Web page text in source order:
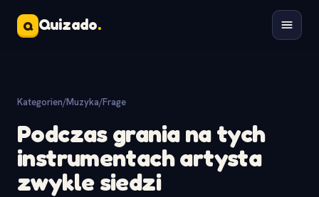
Q Quizado.
Kategorien/Muzyka/Frage
Podczas grania na tych
instrumentach artysta
zwykle siedzi